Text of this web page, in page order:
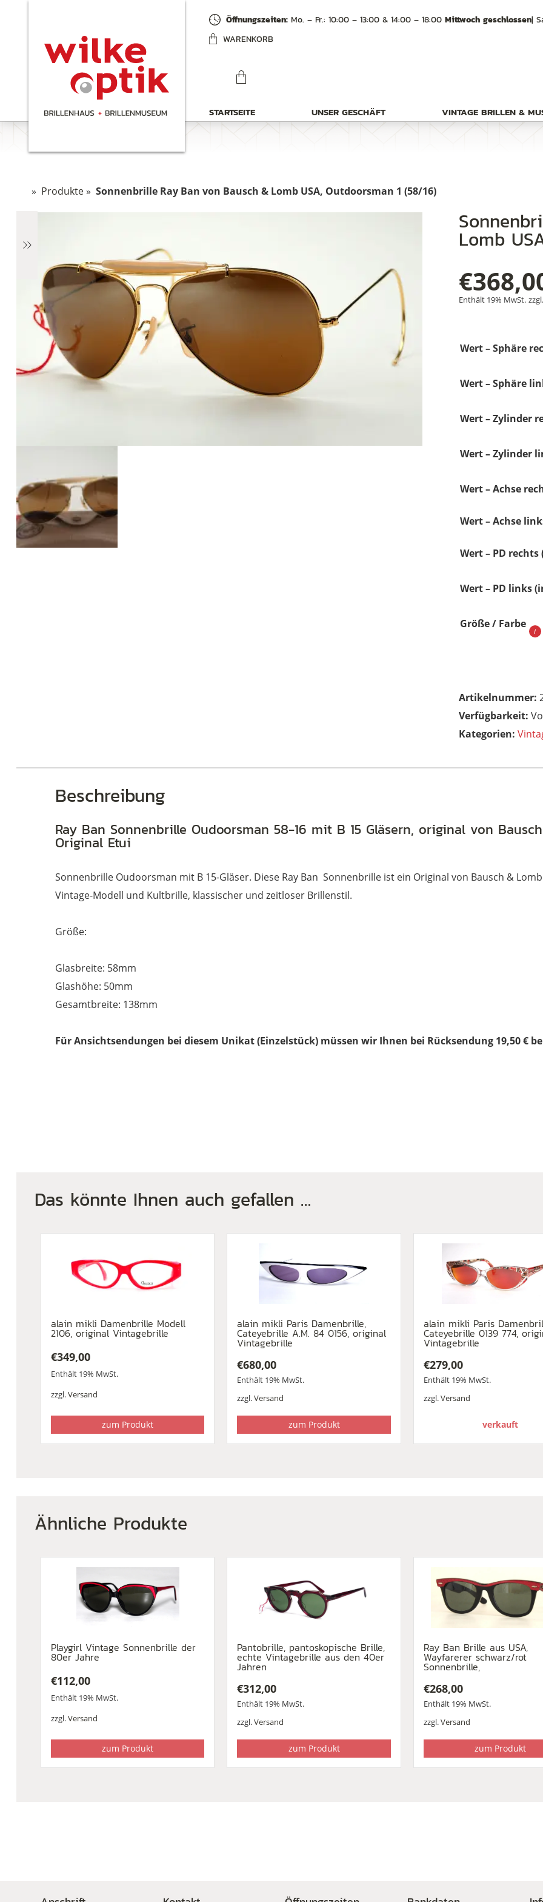
Öffnungszeiten:Mo. – Fr.: 10:00 – 13:00 & 14:00 – 18:00 Mittwoch geschlossen|
WARENKORB
STARTSEITE UNSER GESCHÄFT VINTAGE BRILLEN &
» Produkte» Sonnenbrille Ray Ban von Bausch & Lomb USA, Outdoorsman 1 (58/16)
Sonnenbrille Ray Ban von Bausch &
Lomb
€
Enthält 19% MwSt. zzgl.
Wert – Sphäre
Wert – Sphäre
Wert – Zylinder
Wert – Zylinder
Wert – Achse
Wert – Achse
Wert – PD
Wert – PD links
Größe / Farbe
Artikelnummer:
Kategorien:
Beschreibung
Ray Ban Sonnenbrille Oudoorsman 58-16 mit B 15 Gläsern, original von
Original Etui
Sonnenbrille Oudoorsman mit B 15-Gläser. Diese Ray Ban Sonnenbrille ist ein Original von Bausch &
Vintage-Modell und Kultbrille, klassischer und zeitloser Brillenstil.
Größe:
Glasbreite: 58mm
Glashöhe: 50mm
Gesamtbreite: 138mm
Für Ansichtsendungen bei diesem Unikat (Einzelstück) müssen wir Ihnen bei Rücksendung 19,50 €
Das könnte Ihnen auch gefallen …
alain mikli Damenbrille Modell
2106, original Vintagebrille
€349,00
Enthält 19% MwSt.
zzgl.Versand
zum Produkt
alain mikli Paris Damenbrille,
Cateyebrille A.M. 84 0156, original
Vintagebrille
€680,00
Enthält 19% MwSt.
zzgl.Versand
zum Produkt
alain mikli Paris
Cateyebrille 0139 774,
Vintagebrille
€279,00
Enthält 19% MwSt.
zzgl.Versand
verkauft
Ähnliche Produkte
Playgirl Vintage Sonnenbrille der
80er Jahre
€112,00
Enthält 19% MwSt.
zzgl.Versand
zum Produkt
Pantobrille, pantoskopische Brille,
echte Vintagebrille aus den 40er
Jahren
€312,00
Enthält 19% MwSt.
zzgl.Versand
zum Produkt
Ray Ban Brille aus USA,
Wayfarerer schwarz/rot
Sonnenbrille,
€268,00
Enthält 19% MwSt.
zzgl.Versand
zum Produkt